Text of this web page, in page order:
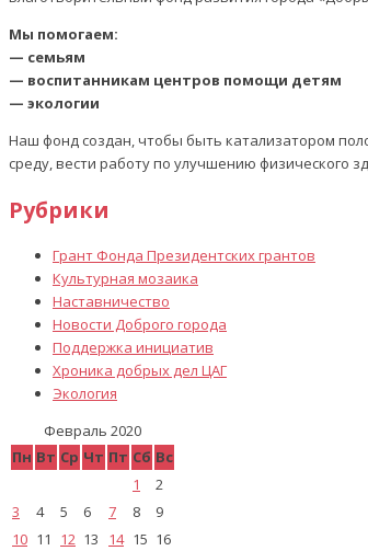
Мы помогаем:
— семьям
— воспитанникам центров помощи детям
— экологии
Наш фонд создан, чтобы быть катализатором
среду, вести работу по улучшению физического
Рубрики
Грант Фонда Президентских грантов
Культурная мозаика
Наставничество
Новости Доброго города
Поддержка инициатив
Хроника добрых дел ЦАГ
Экология
Февраль 2020
Пн Вт Ср Чт Пт Сб Вс
1
2
3
4 5 6 7 8
9
10 11 12 13 14 15 16